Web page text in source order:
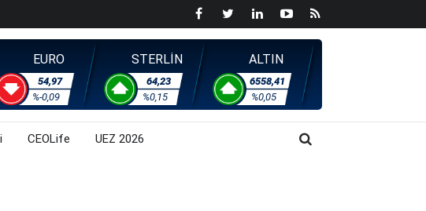
EURO
54,97
%-0,09
STERLİN
64,23
%0,15
ALTIN
6558,41
%0,05
CEOLife UEZ 2026